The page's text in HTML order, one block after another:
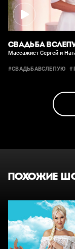
СВАДЬБА
Массажист Сергей и
#СВАДЬБАВСЛЕПУЮ
ПОХОЖИЕ